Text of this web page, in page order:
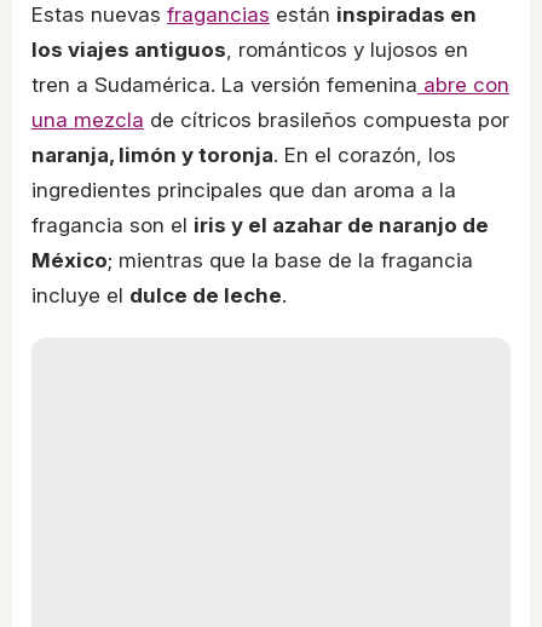
Estas nuevas fragancias están inspiradas en
los viajes antiguos, románticos y lujosos en
tren a Sudamérica. La versión femenina abre con
una mezcla de cítricos brasileños compuesta por
naranja, limón y toronja. En el corazón, los
ingredientes principales que dan aroma a la
fragancia son el iris y el azahar de naranjo de
México; mientras que la base de la fragancia
incluye el dulce de leche.